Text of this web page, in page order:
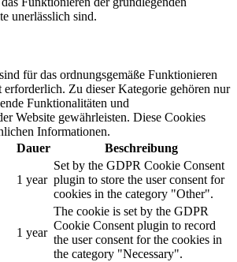
unerlässlich sind.
für das ordnungsgemäße Funktionieren
erforderlich. Zu dieser Kategorie gehören nur
Funktionalitäten und
Website gewährleisten. Diese Cookies
Informationen.
Dauer
Beschreibung
1 year
Set by the GDPR Cookie Consent
plugin to store the user consent for
cookies in the category "Other".
1 year
The cookie is set by the GDPR
Cookie Consent plugin to record
the user consent for the cookies in
the category "Necessary".